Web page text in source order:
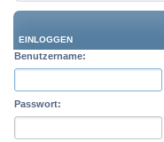
EINLOGGEN
Benutzername:
Passwort: